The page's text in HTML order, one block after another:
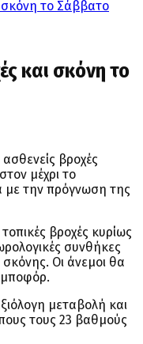
σκόνη το Σάββατο
και σκόνη το
βροχές
μέχρι το
την πρόγνωση της
βροχές κυρίως
συνθήκες
Οι άνεμοι θα
μποφόρ.
μεταβολή και
τους 23 βαθμούς